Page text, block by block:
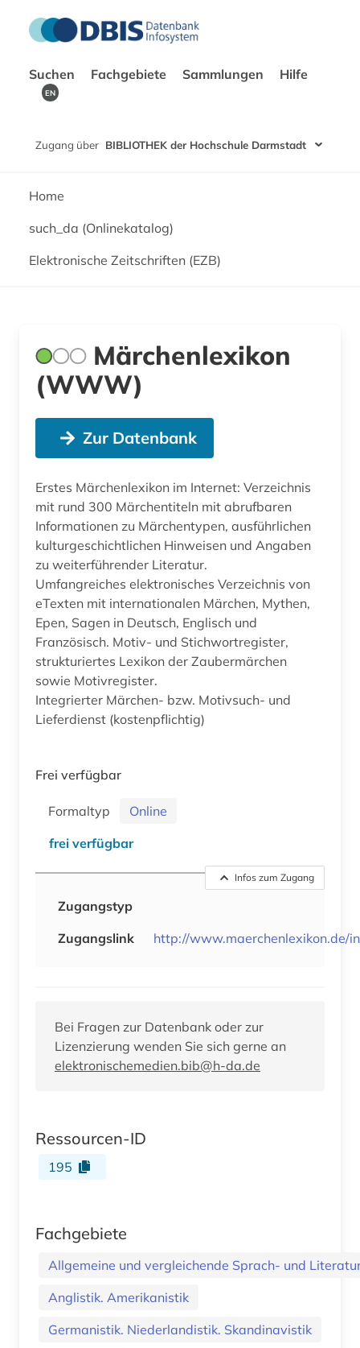
Suchen Fachgebiete Sammlungen Hilfe
EN
Zugang über BIBLIOTHEK der Hochschule Darmstadt
Home
such_da (Onlinekatalog)
Elektronische Zeitschriften (EZB)
Märchenlexikon
(WWW)
Zur Datenbank
Erstes Märchenlexikon im Internet: Verzeichnis
mit rund 300 Märchentiteln mit abrufbaren
Informationen zu Märchentypen, ausführlichen
kulturgeschichtlichen Hinweisen und Angaben
zu weiterführender Literatur.
Umfangreiches elektronisches Verzeichnis von
eTexten mit internationalen Märchen, Mythen,
Epen, Sagen in Deutsch, Englisch und
Französisch. Motiv- und Stichwortregister,
strukturiertes Lexikon der Zaubermärchen
sowie Motivregister.
Integrierter Märchen- bzw. Motivsuch- und
Lieferdienst (kostenpflichtig)
Frei verfügbar
Formaltyp
Online
frei verfügbar
Infos zum Zugang
Zugangstyp
Zugangslink
http://www.maerchenlexikon.de/
Bei Fragen zur Datenbank oder zur
Lizenzierung wenden Sie sich gerne an
elektronischemedien.bib@h-da.de
Ressourcen-ID
195
Fachgebiete
Allgemeine und vergleichende Sprach- und
Anglistik. Amerikanistik
Germanistik. Niederlandistik. Skandinavistik